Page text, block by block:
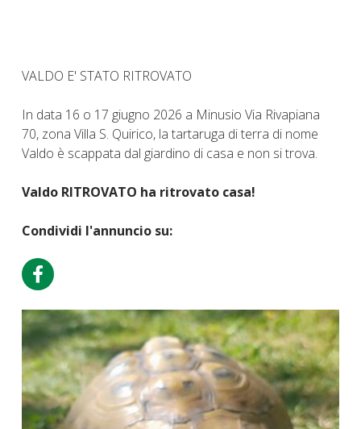
VALDO E' STATO RITROVATO
In data 16 o 17 giugno 2026 a Minusio Via Rivapiana
70, zona Villa S. Quirico, la tartaruga di terra di nome
Valdo è scappata dal giardino di casa e non si trova.
Valdo RITROVATO ha ritrovato casa!
Condividi l'annuncio su: